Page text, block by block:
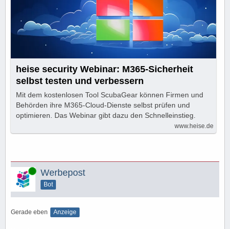
heise security Webinar: M365-Sicherheit
selbst testen und verbessern
Mit dem kostenlosen Tool ScubaGear können Firmen und
Behörden ihre M365-Cloud-Dienste selbst prüfen und
optimieren. Das Webinar gibt dazu den Schnelleinstieg.
www.heise.de
Online Werbepost
Bot
Gerade eben Anzeige